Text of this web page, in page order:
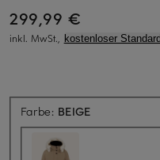
299,99 €
inkl. MwSt., kostenloser
Farbe: BEIGE